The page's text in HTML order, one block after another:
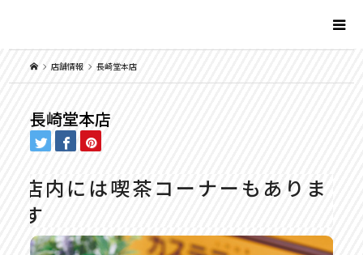
店舗情報 長崎堂本店
長崎堂本店
店内には喫茶コーナーもありま
す